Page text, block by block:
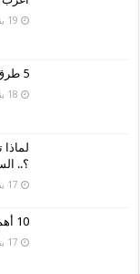
19 يناير، 2019
5 طرق لتربية الاطفال تربية مثالية !
18 يناير، 2019
؟..
17 يناير، 2019
10 أهم معلومات عن كوكب المريخ
17 يناير، 2019